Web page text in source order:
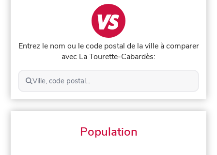
Entrez le nom ou le code postal de la ville à comparer
avec La Tourette-Cabardès:
Ville, code postal...
Population